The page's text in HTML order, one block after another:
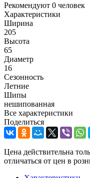
Рекомендуют 0 человек
Характеристики
Ширина
205
Высота
65
Диаметр
16
Сезонность
Летние
Шипы
нешипованная
Все характеристики
Поделиться
Цена действительна
отличаться от цен в